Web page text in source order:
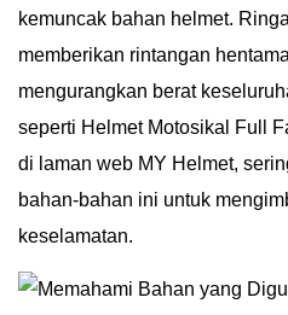
kemuncak bahan helmet.
memberikan rintangan
mengurangkan berat
seperti Helmet Motosikal Full
di laman web MY Helmet,
bahan-bahan ini untuk
keselamatan.